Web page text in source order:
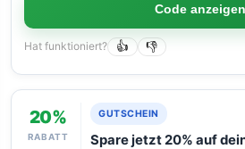
Code anzeigen
Hat funktioniert? 👍 👎
20%
RABATT
GUTSCHEIN
Spare jetzt 20% auf